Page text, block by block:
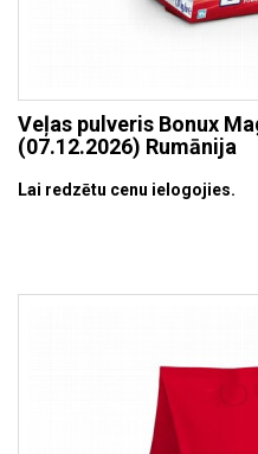
Veļas pulveris Bonux
(07.12.2026) Rumānija
Lai redzētu cenu ielogojies.